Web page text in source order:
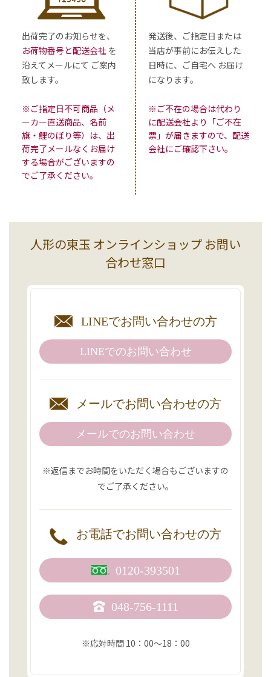
出荷完了のお知らせを、
お荷物番号と配送会社 を
沿えてメールにて ご案内
致します。
※ご指定日不可商品（メ
ーカー直送商品、名前
旗・鯉のぼり等）は、出
荷完了メールなくお届け
する場合がございますの
でご了承ください。
発送後、ご指定日または
当店が事前にお伝えした
日時に、ご自宅へ お届け
になります。
※ご不在の場合は代わり
に配送会社より「ご不在
票」が届きますので、配送
会社にご確認下さい。
人形の東玉 オンラインショップ お問い
合わせ窓口
LINEでお問い合わせの方
LINEでのお問い合わせ
メールでお問い合わせの方
メールでのお問い合わせ
※返信までお時間をいただく場合もございますの
でご了承ください。
お電話でお問い合わせの方
0120-393501
048-756-1111
※応対時間 10：00〜18：00